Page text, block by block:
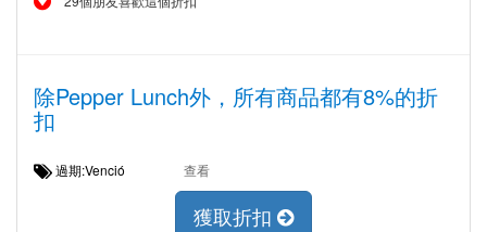
除Pepper Lunch外，所有商品都有8%的折
扣
過期:Venció 查看
獲取折扣